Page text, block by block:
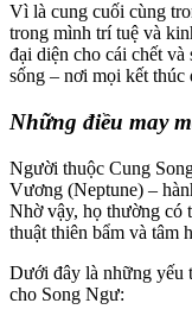
Vì là cung cuối cùng
trong mình trí tuệ và
đại diện cho cái chết
sống – nơi mọi kết thúc
Những điều may
Người thuộc Cung
Vương (Neptune) –
Nhờ vậy, họ thường có
thuật thiên bẩm và tâm
Dưới đây là những yếu
cho Song Ngư: